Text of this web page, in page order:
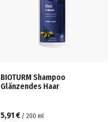
BIOTURM Shampoo
Glänzendes Haar
5,91 € / 200 ml